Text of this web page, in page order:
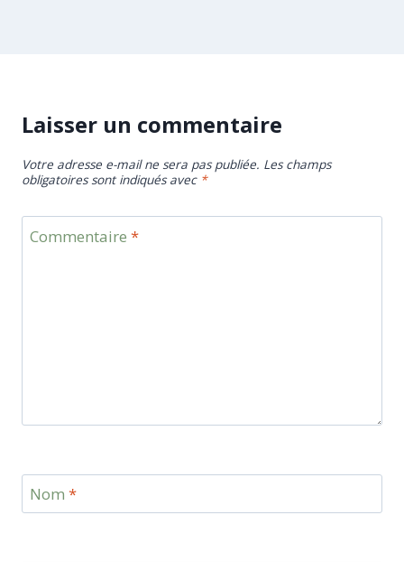
Laisser un commentaire
Votre adresse e-mail ne sera pas publiée. Les champs
obligatoires sont indiqués avec *
Commentaire *
Nom *